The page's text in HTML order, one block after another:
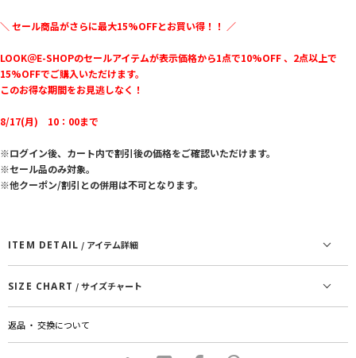
＼ セール商品がさらに最大15%OFFとお買い得！！ ／
LOOK＠E-SHOPのセールアイテムが表示価格から1点で10%OFF 、2点以上で
15%OFFでご購入いただけます。
このお得な期間をお見逃しなく！
8/17(月) 10：00まで
※ログイン後、カート内で割引後の価格をご確認いただけます。
※セール品のみ対象。
※他クーポン/割引との併用は不可となります。
ITEM DETAIL / アイテム詳細
SIZE CHART / サイズチャート
返品 ・ 交換について